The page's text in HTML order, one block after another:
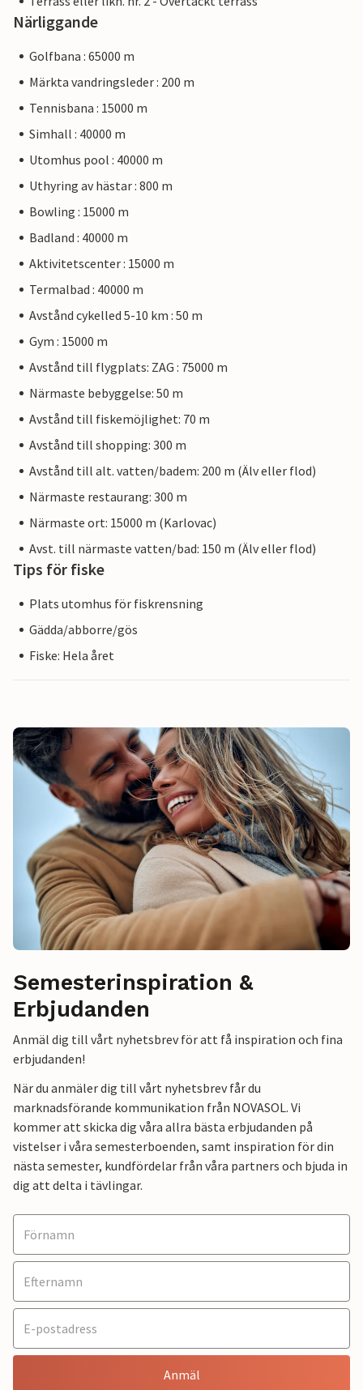
Närliggande
Golfbana : 65000 m
Märkta vandringsleder : 200 m
Tennisbana : 15000 m
Simhall : 40000 m
Utomhus pool : 40000 m
Uthyring av hästar : 800 m
Bowling : 15000 m
Badland : 40000 m
Aktivitetscenter : 15000 m
Termalbad : 40000 m
Avstånd cykelled 5-10 km : 50 m
Gym : 15000 m
Avstånd till flygplats: ZAG : 75000 m
Närmaste bebyggelse: 50 m
Avstånd till fiskemöjlighet: 70 m
Avstånd till shopping: 300 m
Avstånd till alt. vatten/badem: 200 m (Älv eller flod)
Närmaste restaurang: 300 m
Närmaste ort: 15000 m (Karlovac)
Avst. till närmaste vatten/bad: 150 m (Älv eller flod)
Tips för fiske
Plats utomhus för fiskrensning
Gädda/abborre/gös
Fiske: Hela året
Semesterinspiration &
Erbjudanden
Anmäl dig till vårt nyhetsbrev för att få inspiration och fina
erbjudanden!
När du anmäler dig till vårt nyhetsbrev får du
marknadsförande kommunikation från NOVASOL. Vi
kommer att skicka dig våra allra bästa erbjudanden på
vistelser i våra semesterboenden, samt inspiration för din
nästa semester, kundfördelar från våra partners och bjuda in
dig att delta i tävlingar.
Anmäl